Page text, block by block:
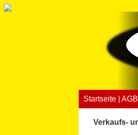
Startseite AGB
Verkaufs-